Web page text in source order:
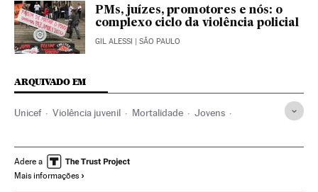
PMs, juízes, promotores e nós: o
complexo ciclo da violência policial
GIL ALESSI | SÃO PAULO
ARQUIVADO EM
Unicef Violência juvenil Mortalidade Jovens
Violência Racismo Saúde pública
América do Sul
Adere a
Mais informações